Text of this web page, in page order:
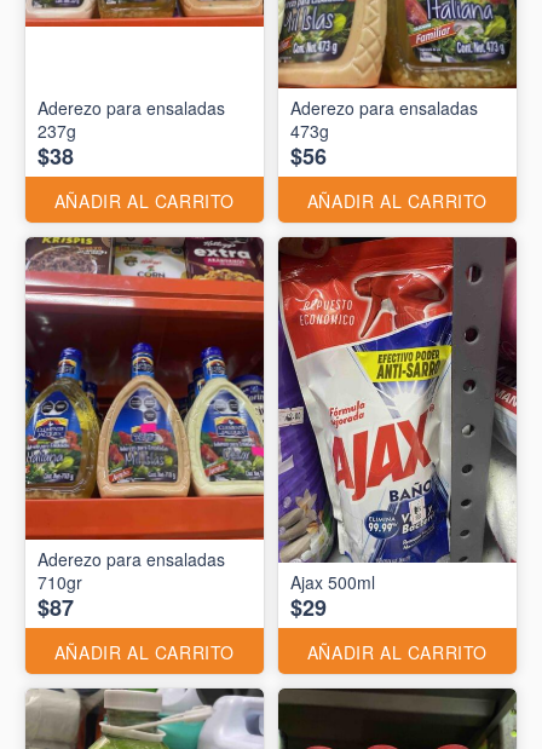
Aderezo para ensaladas
237g
$38
AÑADIR AL CARRITO
Aderezo para ensaladas
473g
$56
AÑADIR AL CARRITO
Aderezo para ensaladas
710gr
$87
AÑADIR AL CARRITO
Ajax 500ml
$29
AÑADIR AL CARRITO